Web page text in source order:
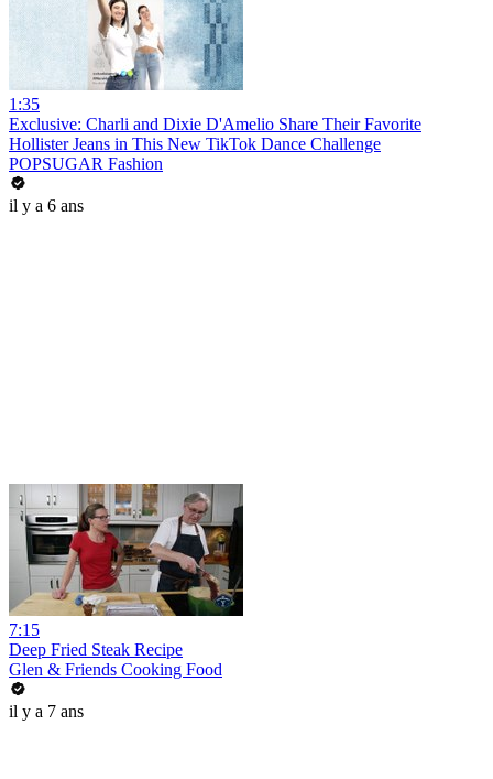
1:35
Exclusive: Charli and Dixie D'Amelio Share Their Favorite
Hollister Jeans in This New TikTok Dance Challenge
POPSUGAR Fashion
il y a 6 ans
7:15
Deep Fried Steak Recipe
Glen & Friends Cooking Food
il y a 7 ans